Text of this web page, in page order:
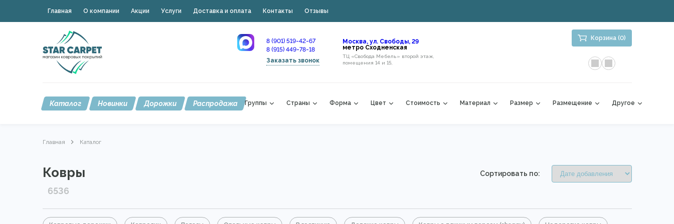
Главная О компании Акции Услуги Доставка и оплата Контакты Отзывы
8 (901) 519-42-67
8 (915) 449-78-18
Заказать звонок
Москва, ул. Свободы, 29
метро Сходненская
ТЦ «Свобода Мебель» второй этаж,
помещения 14 и 15,
Корзина (0)
Каталог Новинки Дорожки Распродажа Группы Страны Форма Цвет Стоимость Материал Размер Размещение Другое
Главная Каталог
Ковры
6536
Сортировать по: